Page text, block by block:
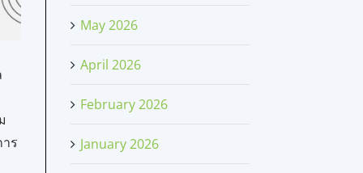
ร
May 2026
April 2026
February 2026
January 2026